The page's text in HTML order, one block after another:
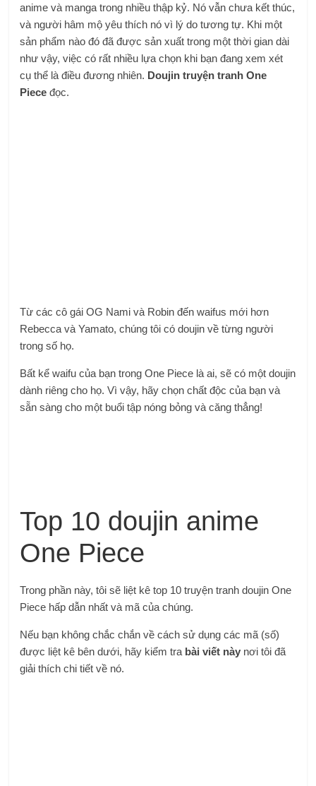
anime và manga trong nhiều thập kỷ. Nó vẫn chưa kết thúc,
và người hâm mộ yêu thích nó vì lý do tương tự. Khi một
sản phẩm nào đó đã được sản xuất trong một thời gian dài
như vậy, việc có rất nhiều lựa chọn khi bạn đang xem xét
cụ thể là điều đương nhiên. Doujin truyện tranh One
Piece đọc.
Từ các cô gái OG Nami và Robin đến waifus mới hơn
Rebecca và Yamato, chúng tôi có doujin về từng người
trong số họ.
Bất kể waifu của bạn trong One Piece là ai, sẽ có một doujin
dành riêng cho họ. Vì vậy, hãy chọn chất độc của bạn và
sẵn sàng cho một buổi tập nóng bỏng và căng thẳng!
Top 10 doujin anime
One Piece
Trong phần này, tôi sẽ liệt kê top 10 truyện tranh doujin One
Piece hấp dẫn nhất và mã của chúng.
Nếu bạn không chắc chắn về cách sử dụng các mã (số)
được liệt kê bên dưới, hãy kiểm tra bài viết này nơi tôi đã
giải thích chi tiết về nó.